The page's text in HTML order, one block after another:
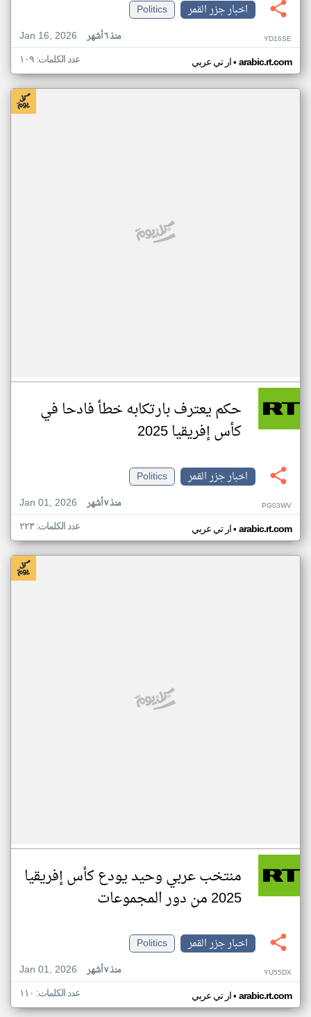
اخبار جزر القمر
Politics
Jan 16, 2026
منذ ٦ أشهر YD16SE
ار تي عربي• arabic.rt.com عدد الكلمات: ١٠٩
حكم يعترف بارتكابه خطأ فادحا في
كأس إفريقيا 2025
اخبار جزر القمر
Politics
Jan 01, 2026
منذ ٧ أشهر PG03WV
ار تي عربي• arabic.rt.com عدد الكلمات: ٢٢٣
منتخب عربي وحيد يودع كأس إفريقيا
2025 من دور المجموعات
اخبار جزر القمر
Politics
Jan 01, 2026
منذ ٧ أشهر YU55DX
ار تي عربي• arabic.rt.com عدد الكلمات: ١١٠